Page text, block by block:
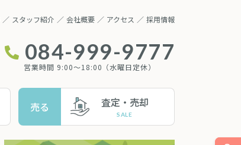
スタッフ紹介 会社概要 アクセス 採用情報
084-999-9777
営業時間 9:00～18:00（水曜日定休）
売る 査定・売却